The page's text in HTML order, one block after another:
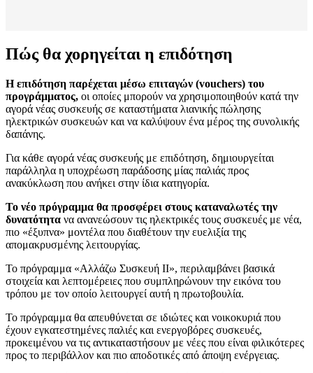
Πώς θα χορηγείται η επιδότηση
Η επιδότηση παρέχεται μέσω επιταγών (vouchers) του
προγράμματος, οι οποίες μπορούν να χρησιμοποιηθούν κατά την
αγορά νέας συσκευής σε καταστήματα λιανικής πώλησης
ηλεκτρικών συσκευών και να καλύψουν ένα μέρος της συνολικής
δαπάνης.
Για κάθε αγορά νέας συσκευής με επιδότηση, δημιουργείται
παράλληλα η υποχρέωση παράδοσης μίας παλιάς προς
ανακύκλωση που ανήκει στην ίδια κατηγορία.
Το νέο πρόγραμμα θα προσφέρει στους καταναλωτές την
δυνατότητα να ανανεώσουν τις ηλεκτρικές τους συσκευές με νέα,
πιο «έξυπνα» μοντέλα που διαθέτουν την ευελιξία της
απομακρυσμένης λειτουργίας.
Το πρόγραμμα «Αλλάζω Συσκευή ΙΙ», περιλαμβάνει βασικά
στοιχεία και λεπτομέρειες που συμπληρώνουν την εικόνα του
τρόπου με τον οποίο λειτουργεί αυτή η πρωτοβουλία.
Το πρόγραμμα θα απευθύνεται σε ιδιώτες και νοικοκυριά που
έχουν εγκατεστημένες παλιές και ενεργοβόρες συσκευές,
προκειμένου να τις αντικαταστήσουν με νέες που είναι φιλικότερες
προς το περιβάλλον και πιο αποδοτικές από άποψη ενέργειας.